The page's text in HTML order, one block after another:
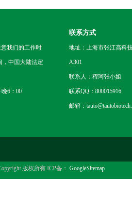
我们的工作时
，中国大陆法定
6：00
联系方式
地址：上海市张江高科
A301
联系人：程珂张小姐
联系QQ：800015916
邮箱：
版权所有 ICP备： GoogleSitemap